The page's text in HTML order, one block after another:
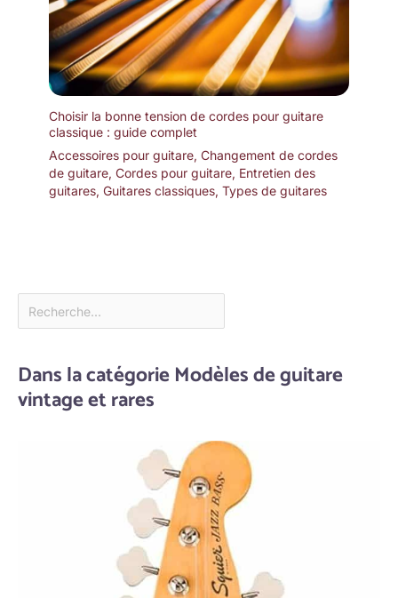
Choisir la bonne tension de cordes pour guitare
classique : guide complet
Accessoires pour guitare, Changement de cordes
de guitare, Cordes pour guitare, Entretien des
guitares, Guitares classiques, Types de guitares
Dans la catégorie Modèles de guitare
vintage et rares